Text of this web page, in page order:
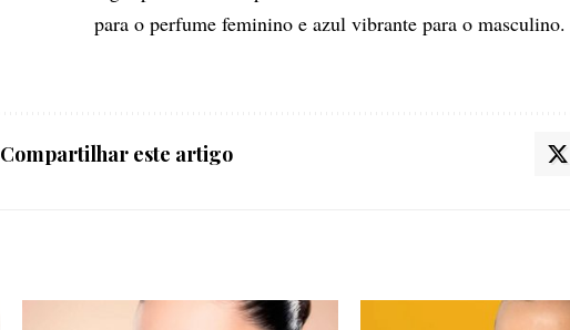
para o perfume feminino e azul vibrante para o masculino.
Compartilhar este artigo